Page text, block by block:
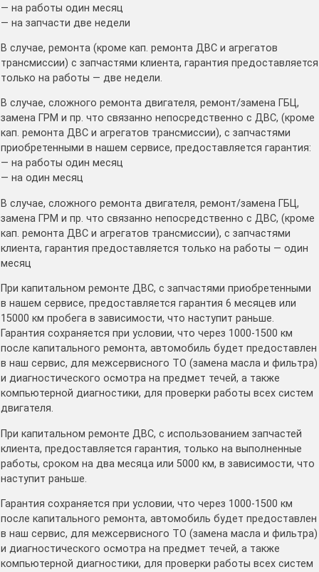
— на работы один месяц
— на запчасти две недели
В случае, ремонта (кроме кап. ремонта ДВС и агрегатов
трансмиссии) с запчастями клиента, гарантия предоставляется
только на работы — две недели.
В случае, сложного ремонта двигателя, ремонт/замена ГБЦ,
замена ГРМ и пр. что связанно непосредственно с ДВС, (кроме
кап. ремонта ДВС и агрегатов трансмиссии), с запчастями
приобретенными в нашем сервисе, предоставляется гарантия:
— на работы один месяц
— на один месяц
В случае, сложного ремонта двигателя, ремонт/замена ГБЦ,
замена ГРМ и пр. что связанно непосредственно с ДВС, (кроме
кап. ремонта ДВС и агрегатов трансмиссии), с запчастями
клиента, гарантия предоставляется только на работы — один
месяц
При капитальном ремонте ДВС, с запчастями приобретенными
в нашем сервисе, предоставляется гарантия 6 месяцев или
15000 км пробега в зависимости, что наступит раньше.
Гарантия сохраняется при условии, что через 1000-1500 км
после капитального ремонта, автомобиль будет предоставлен
в наш сервис, для межсервисного ТО (замена масла и фильтра)
и диагностического осмотра на предмет течей, а также
компьютерной диагностики, для проверки работы всех систем
двигателя.
При капитальном ремонте ДВС, с использованием запчастей
клиента, предоставляется гарантия, только на выполненные
работы, сроком на два месяца или 5000 км, в зависимости, что
наступит раньше.
Гарантия сохраняется при условии, что через 1000-1500 км
после капитального ремонта, автомобиль будет предоставлен
в наш сервис, для межсервисного ТО (замена масла и фильтра)
и диагностического осмотра на предмет течей, а также
компьютерной диагностики, для проверки работы всех систем